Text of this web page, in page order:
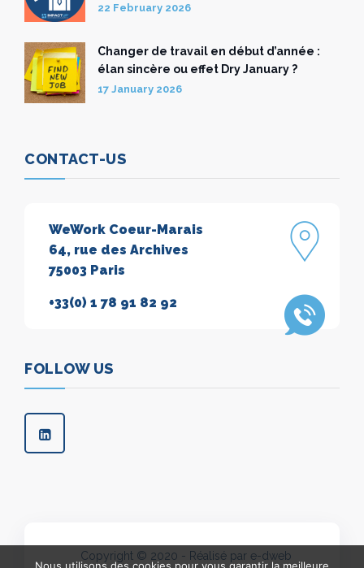
22 February 2026
Changer de travail en début d’année :
élan sincère ou effet Dry January ?
17 January 2026
CONTACT-US
WeWork Coeur-Marais
64, rue des Archives
75003 Paris
+33(0) 1 78 91 82 92
FOLLOW US
Copyright © 2020 - Réalisé par e-dweb